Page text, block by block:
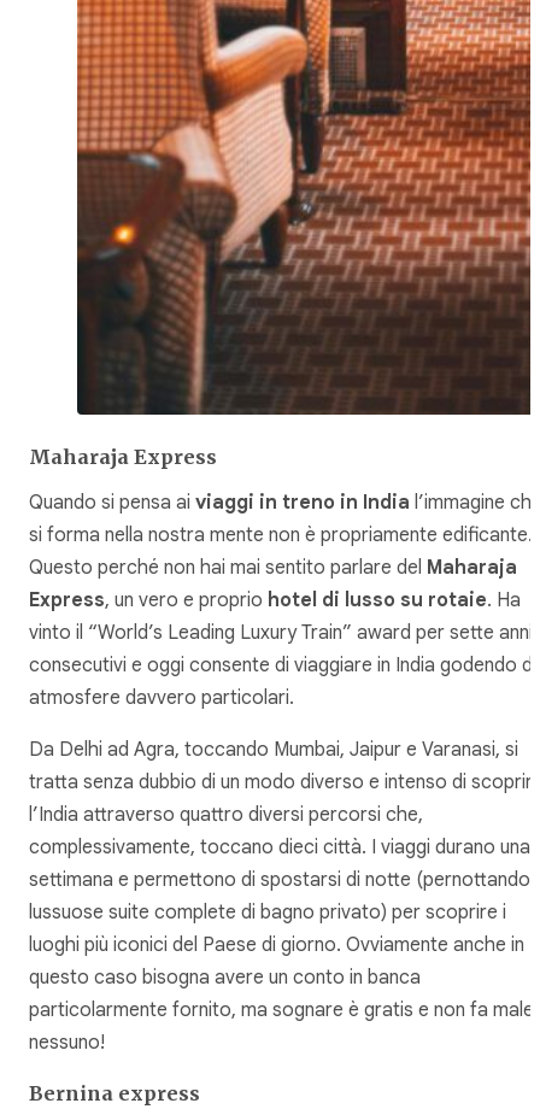
Maharaja Express
Quando si pensa ai viaggi in treno in India l’immagine
si forma nella nostra mente non è propriamente edificante.
Questo perché non hai mai sentito parlare del Maharaja
Express, un vero e proprio hotel di lusso su rotaie. Ha
vinto il “World’s Leading Luxury Train” award per sette anni
consecutivi e oggi consente di viaggiare in India godendo di
atmosfere davvero particolari.
Da Delhi ad Agra, toccando Mumbai, Jaipur e Varanasi, si
tratta senza dubbio di un modo diverso e intenso di
l’India attraverso quattro diversi percorsi che,
complessivamente, toccano dieci città. I viaggi durano una
settimana e permettono di spostarsi di notte (pernottando
lussuose suite complete di bagno privato) per scoprire i
luoghi più iconici del Paese di giorno. Ovviamente anche in
questo caso bisogna avere un conto in banca
particolarmente fornito, ma sognare è gratis e non fa male
nessuno!
Bernina express